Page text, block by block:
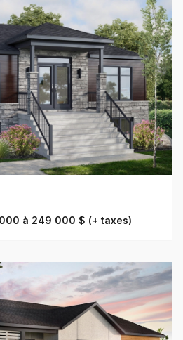
à 249 000 $ (+ taxes)